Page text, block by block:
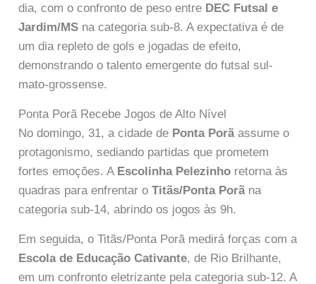
dia, com o confronto de peso entre DEC Futsal e
Jardim/MS na categoria sub-8. A expectativa é de
um dia repleto de gols e jogadas de efeito,
demonstrando o talento emergente do futsal sul-
mato-grossense.
Ponta Porã Recebe Jogos de Alto Nível
No domingo, 31, a cidade de Ponta Porãassume o
protagonismo, sediando partidas que prometem
fortes emoções. A Escolinha Pelezinho retorna às
quadras para enfrentar oTitãs/Ponta Porãna
categoria sub-14, abrindo os jogos às 9h.
Em seguida, o Titãs/Ponta Porã medirá forças com a
Escola de Educação Cativante, de Rio Brilhante,
em um confronto eletrizante pela categoria sub-12. A